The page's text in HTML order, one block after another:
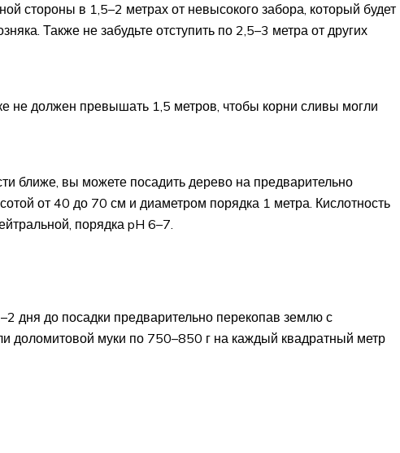
стороны в 1,5–2 метрах от невысокого забора, который будет
Также не забудьте отступить по 2,5–3 метра от других
не должен превышать 1,5 метров, чтобы корни сливы могли
ближе, вы можете посадить дерево на предварительно
от 40 до 70 см и диаметром порядка 1 метра. Кислотность
порядка pH 6–7.
дня до посадки предварительно перекопав землю с
доломитовой муки по 750–850 г на каждый квадратный метр